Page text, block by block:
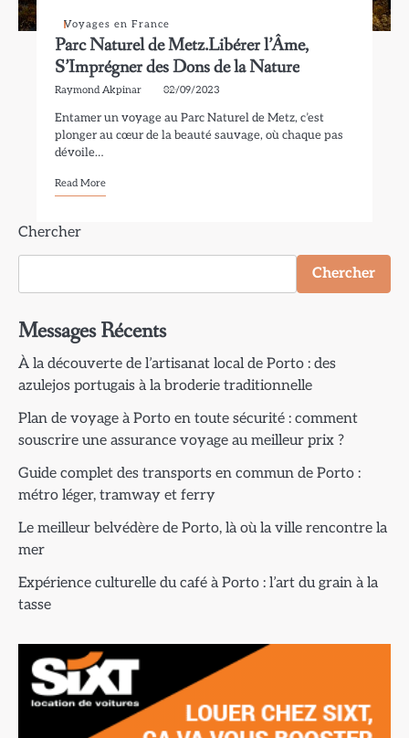
Voyages en France
Parc Naturel de Metz.Libérer l’Âme,
S’Imprégner des Dons de la Nature
Raymond Akpinar 02/09/2023
Entamer un voyage au Parc Naturel de Metz, c’est
plonger au cœur de la beauté sauvage, où chaque pas
dévoile…
Read More
Chercher
Chercher
Messages Récents
À la découverte de l’artisanat local de Porto : des
azulejos portugais à la broderie traditionnelle
Plan de voyage à Porto en toute sécurité : comment
souscrire une assurance voyage au meilleur prix ?
Guide complet des transports en commun de Porto :
métro léger, tramway et ferry
Le meilleur belvédère de Porto, là où la ville rencontre la
mer
Expérience culturelle du café à Porto : l’art du grain à la
tasse